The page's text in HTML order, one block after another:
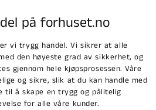
på forhuset.no
vi trygg handel. Vi sikrer at alle
den høyeste grad av sikkerhet, og
gjennom hele kjøpsprosessen. Våre
og sikre, slik at du kan handle med
til å skape en trygg og pålitelig
for alle våre kunder.